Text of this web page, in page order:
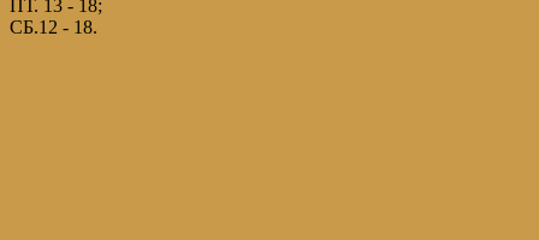
ПТ. 13 - 18;
СБ.12 - 18.